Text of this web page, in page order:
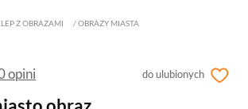
Z OBRAZAMI /OBRAZY MIASTA
do ulubionych
opini